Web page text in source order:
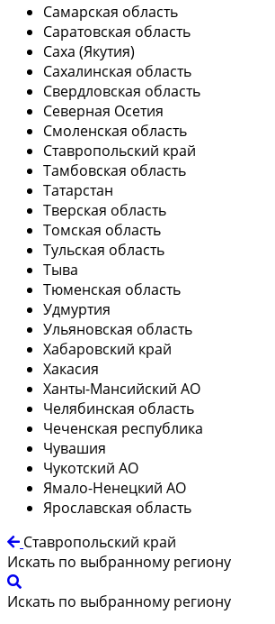
Самарская область
Саратовская область
Саха (Якутия)
Сахалинская область
Свердловская область
Северная Осетия
Смоленская область
Ставропольский край
Тамбовская область
Татарстан
Тверская область
Томская область
Тульская область
Тыва
Тюменская область
Удмуртия
Ульяновская область
Хабаровский край
Хакасия
Ханты-Мансийский АО
Челябинская область
Чеченская республика
Чувашия
Чукотский АО
Ямало-Ненецкий АО
Ярославская область
Ставропольский край
Искать по выбранному региону
Искать по выбранному региону